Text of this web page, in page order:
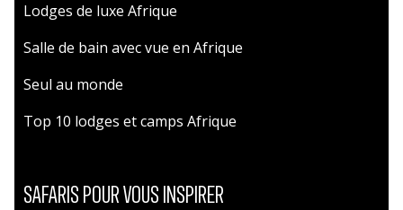
Lodges de luxe Afrique
Salle de bain avec vue en Afrique
Seul au monde
Top 10 lodges et camps Afrique
SAFARIS POUR VOUS INSPIRER